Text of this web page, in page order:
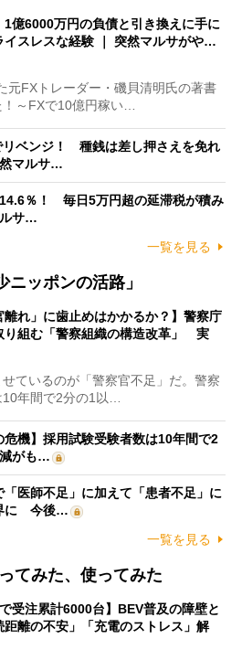
1億6000万円の負債と引き換えに手に
イスレスな経験 ｜ 突然マルサがや…
FXトレーダー・磯貝清明氏の著書
！～FXで10億円稼い…
リベンジ！ 種銭は差し押さえを免れ
マルサ…
14.6％！ 毎日5万円超の延滞税が積み
ルサ…
一覧を見る
ッポンの活路」
離れ」に歯止めはかかるか？】警察庁
り組む「警察組織の構造改革」 実
ているのが「警察官不足」だ。警察
年間で2分の1以…
危機】採用試験受験者数は10年間で2
がも…
「医師不足」に加えて「患者不足」に
に 今後…
一覧を見る
てみた、使ってみた
で受注累計6000台】BEV普及の障壁と
距離の不安」「充電のストレス」解